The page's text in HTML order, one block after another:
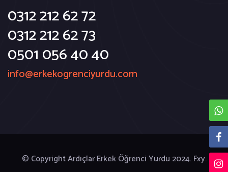
0312 212 62 72
0312 212 62 73
0501 056 40 40
info@erkekogrenciyurdu.com
© Copyright Ardıçlar Erkek Öğrenci Yurdu 2024.Fxy.